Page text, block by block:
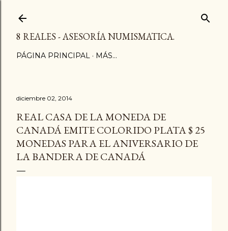
8 REALES - ASESORÍA NUMISMATICA.
PÁGINA PRINCIPAL MÁS…
diciembre 02, 2014
REAL CASA DE LA MONEDA DE
CANADÁ EMITE COLORIDO PLATA $ 25
MONEDAS PARA EL ANIVERSARIO DE
LA BANDERA DE CANADÁ